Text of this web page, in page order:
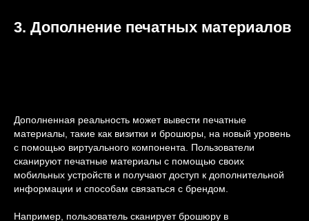
3. Дополнение печатных материалов
Дополненная реальность может вывести печатные
материалы, такие как визитки и брошюры, на новый уровень
с помощью виртуального компонента. Пользователи
сканируют печатные материалы с помощью своих
мобильных устройств и получают доступ к дополнительной
информации и способам связаться с брендом.
Например, пользователь сканирует брошюру в